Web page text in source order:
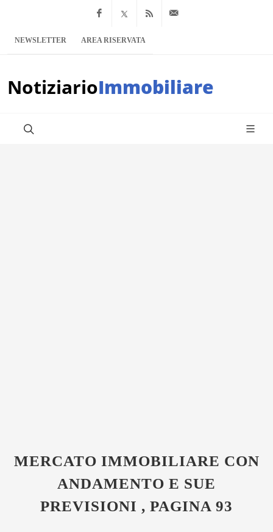
Facebook
x.com Feed RSS
NEWSLETTER AREA RISERVATA
NotiziarioImmobiliare
MERCATO IMMOBILIARE CON
ANDAMENTO E SUE
PREVISIONI , PAGINA 93